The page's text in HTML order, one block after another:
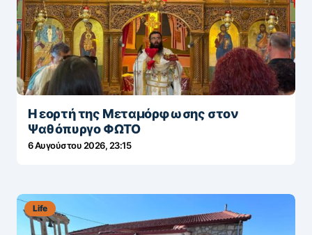
Η εορτή της Μεταμόρφωσης στον
Ψαθόπυργο ΦΩΤΟ
6 Αυγούστου 2026, 23:15
Life